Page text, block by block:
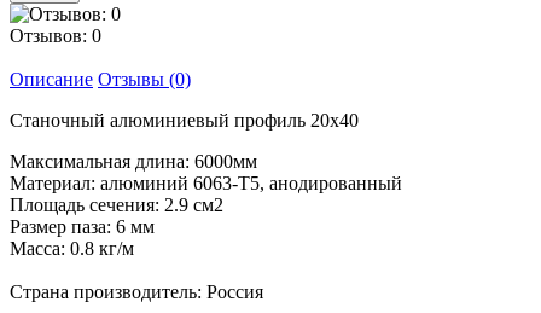
Отзывов: 0
Описание Отзывы (0)
Станочный алюминиевый профиль 20x40
Максимальная длина: 6000мм
Материал: алюминий 6063-Т5, анодированный
Площадь сечения: 2.9 см2
Размер паза: 6 мм
Масса: 0.8 кг/м
Страна производитель: Россия